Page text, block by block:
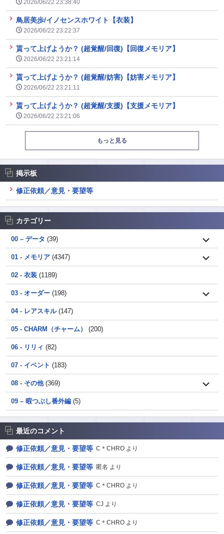
2026/06/22 23:38:40
鳥居美歩/イノセンスホワイト【衣装】
2026/06/22 23:22:37
貰って上げようか？ (超覚醒/回復)【回復メモリア】
2026/06/22 23:21:14
貰って上げようか？ (超覚醒/妨害)【妨害メモリア】
2026/06/22 23:21:11
貰って上げようか？ (超覚醒/支援)【支援メモリア】
2026/06/22 23:21:06
もっと見る
掲示板
修正依頼／意見・要望等
カテゴリー
00 – データ (39)
01 - メモリア (4347)
02 - 衣装 (1189)
03 - オーダー (198)
04 - レアスキル(147)
05 - CHARM（チャーム） (200)
06 - リリィ (82)
07 - イベント (183)
08 - その他(369)
09 – 暇つぶし番外編 (5)
最近のコメント
修正依頼／意見・要望等 C＊CHRO より
修正依頼／意見・要望等 匿名 より
修正依頼／意見・要望等 C＊CHRO より
修正依頼／意見・要望等 CJ より
修正依頼／意見・要望等 C＊CHRO より